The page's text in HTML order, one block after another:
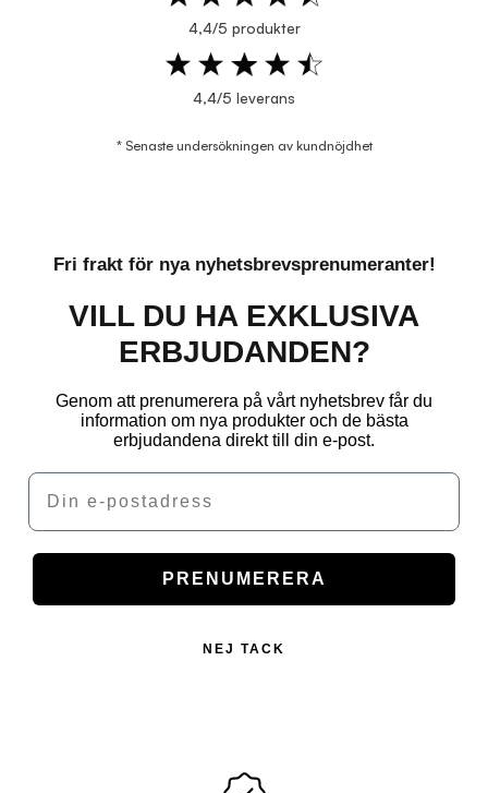
4,4/5 produkter
4,4/5 leverans
* Senaste undersökningen av kundnöjdhet
Fri frakt för nya nyhetsbrevsprenumeranter!
VILL DU HA EXKLUSIVA
ERBJUDANDEN?
Genom att prenumerera på vårt nyhetsbrev får du
information om nya produkter och de bästa
erbjudandena direkt till din e-post.
Email
PRENUMERERA
NEJ TACK